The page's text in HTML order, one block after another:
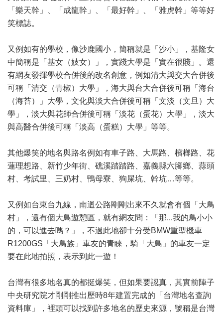
「樂天幹」、「成龍幹」、「最好幹」、「雅虎幹」等等好
笑標誌。
又例如有的學校，像沙鹿國小，簡稱就是「沙小」，基隆女
中簡稱是「基女（妓女）」，實踐大學是「實在很賤」。還
有網友發揮學校合併後的改名創意，例如清大與交大合併後
可稱「清交（青椒）大學」，海大與台大合併後可稱「海台
（海苔）」大學，文化與淡大合併後可稱「文淡（文旦）大
學」，淡大與花師合併後可稱「淡花（蛋花）大學」，淡大
與高醫合併後可稱「淡高（蛋糕）大學」等等。
其他爆笑的地名與路名例如有車子路、大馬路、檳榔路、花
蓮理想路、新竹少年街、礁溪踏踏路、嘉義縣六腳鄉、蒜頭
村、考試里、三奶村、鴨母寮、狗屎坑、幹坑…等等。
又例如台東台九線，南迴公路剛剛出來不久就會有個「大鳥
村」，還有個大鳥遊憩區，就有網友問：「那...我的鳥小小
的，可以進去嗎？」，不過此地卻十分受BMW重型機車
R1200GS「大鳥族」車友的青睞，騎「大鳥」的車友一定
要在此地拍照，表示到此一遊！
台灣有很多地名真的都挺爆笑，但如果要認真，其實前陣子
中央研究院才剛剛推出歷時8年建置完成的「台灣地名查詢
資料庫」，裡頭可以找到許多地名的歷史來源，號稱是台灣